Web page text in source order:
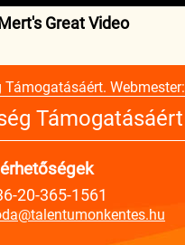
Great Video
Webmester:
Támogatásáért
20-365-1561